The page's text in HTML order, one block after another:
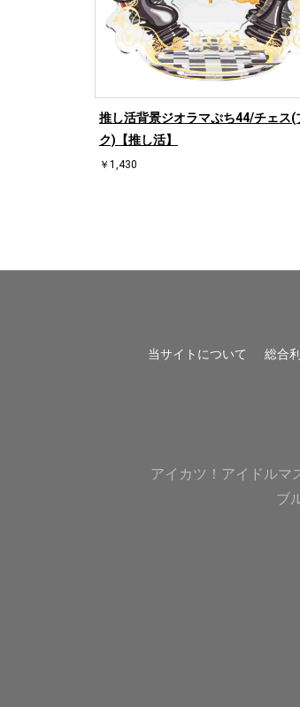
推し活背景ジオラマぷち44/チェス(
ク)【推し活】
￥1,430
当サイトについて 総合
アイカツ！ アイドルマ
ブ